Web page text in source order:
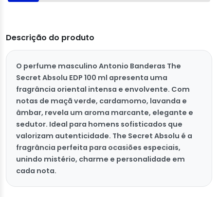
Descrição do produto
O perfume masculino Antonio Banderas The
Secret Absolu EDP 100 ml apresenta uma
fragrância oriental intensa e envolvente. Com
notas de maçã verde, cardamomo, lavanda e
âmbar, revela um aroma marcante, elegante e
sedutor. Ideal para homens sofisticados que
valorizam autenticidade. The Secret Absolu é a
fragrância perfeita para ocasiões especiais,
unindo mistério, charme e personalidade em
cada nota.